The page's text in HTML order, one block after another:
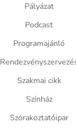
Pályázat
Podcast
Programajánló
Szakmai cikk
Színház
Szórakoztatóipar